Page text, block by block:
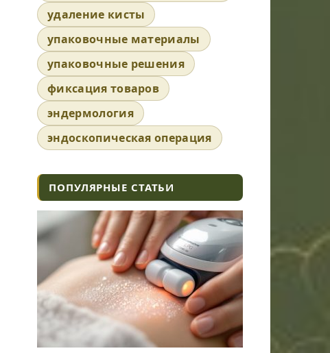
удаление кисты
упаковочные материалы
упаковочные решения
фиксация товаров
эндермология
эндоскопическая операция
ПОПУЛЯРНЫЕ СТАТЬИ